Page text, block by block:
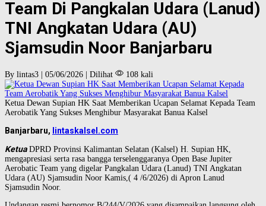
Team Di Pangkalan Udara (Lanud)
TNI Angkatan Udara (AU)
Sjamsudin Noor Banjarbaru
By lintas3 | 05/06/2026 | Dilihat 108 kali
Ketua Dewan Supian HK Saat Memberikan Ucapan Selamat Kepada Team
Aerobatik Yang Sukses Menghibur Masyarakat Banua Kalsel
Banjarbaru, lintaskalsel.com
KetuaDPRD Provinsi Kalimantan Selatan (Kalsel) H. Supian HK,
mengapresiasi serta rasa bangga terselenggaranya Open Base Jupiter
Aerobatic Team yang digelar Pangkalan Udara (Lanud) TNI Angkatan
Udara (AU) Sjamsudin Noor Kamis,( 4 /6/2026) di Apron Lanud
Sjamsudin Noor.